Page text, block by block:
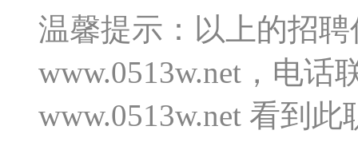
温馨提示：以上的招
www.0513w.net，电
www.0513w.net 看到